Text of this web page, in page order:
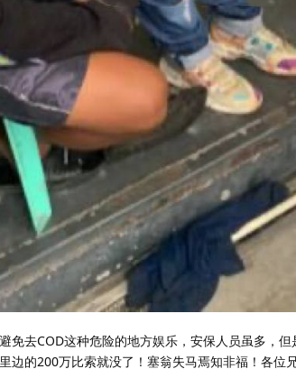
免去COD这种危险的地方娱乐，安保人员虽多，
边的200万比索就没了！塞翁失马焉知非福！各位